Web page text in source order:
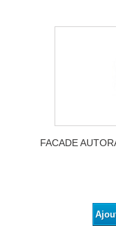
FACADE